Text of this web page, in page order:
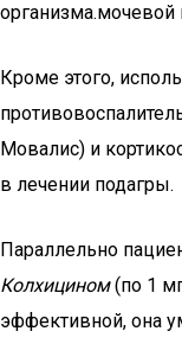
организма.мочевой
Кроме этого,
Мовалис) и
в лечении подагры.
Параллельно
Колхицином(по 1
эффективной, она